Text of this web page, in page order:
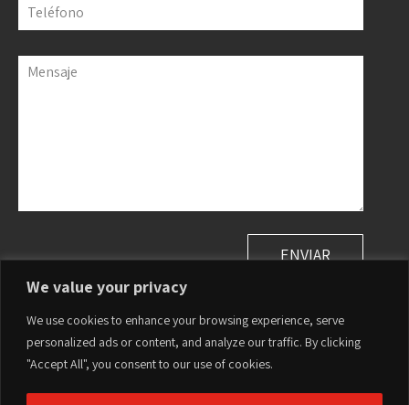
We value your privacy
We use cookies to enhance your browsing experience, serve
personalized ads or content, and analyze our traffic. By clicking
"Accept All", you consent to our use of cookies.
Teléfono
Mensaje
PLASSON Ltd. Head Office | Maagan Michael, Israel
Tel:+972-4-6394711|sales@plasson.com